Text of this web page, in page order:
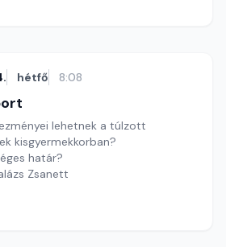
hétfő 8:08
lehetnek a túlzott
kisgyermekkorban?
határ?
Zsanett